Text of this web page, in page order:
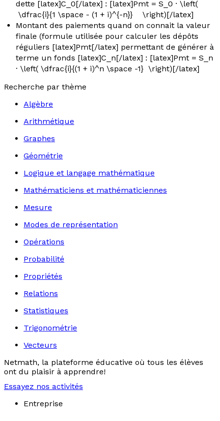
dette [latex]C_0[/latex] : [latex]Pmt = S_0 · \left(
\dfrac{i}{1 \space - (1 + i)^{-n}} \right)[/latex]
Montant des paiements quand on connait la valeur
finale (formule utilisée pour calculer les dépôts
réguliers [latex]Pmt[/latex] permettant de générer à
terme un fonds [latex]C_n[/latex] : [latex]Pmt = S_n
· \left( \dfrac{i}{(1 + i)^n \space -1} \right)[/latex]
Recherche par thème
Algèbre
Arithmétique
Graphes
Géométrie
Logique et langage mathématique
Mathématiciens et mathématiciennes
Mesure
Modes de représentation
Opérations
Probabilité
Propriétés
Relations
Statistiques
Trigonométrie
Vecteurs
Netmath, la plateforme éducative où tous les élèves
ont du plaisir à apprendre!
Essayez nos activités
Entreprise